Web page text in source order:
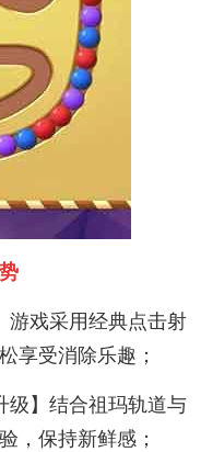
游戏采用经典点击射
享受消除乐趣；
级】结合祖玛轨道与
，保持新鲜感；